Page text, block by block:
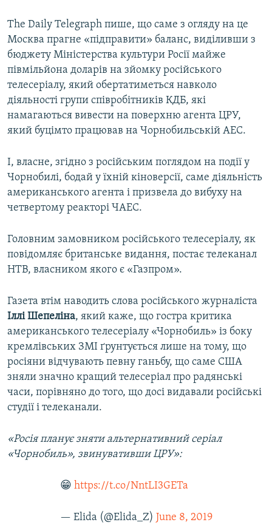
The Daily Telegraph пише, що саме з огляду на це
Москва прагне «підправити» баланс, виділивши з
бюджету Міністерства культури Росії майже
півмільйона доларів на зйомку російського
телесеріалу, який обертатиметься навколо
діяльності групи співробітників КДБ, які
намагаються вивести на поверхню агента ЦРУ,
який буцімто працював на Чорнобильській АЕС.
І, власне, згідно з російським поглядом на події у
Чорнобилі, бодай у їхній кіноверсії, саме діяльність
американського агента і призвела до вибуху на
четвертому реакторі ЧАЕС.
Головним замовником російського телесеріалу, як
повідомляє британське видання, постає телеканал
НТВ, власником якого є «Газпром».
Газета втім наводить слова російського журналіста
Іллі Шепеліна, який каже, що гостра критика
американського телесеріалу «Чорнобиль» із боку
кремлівських ЗМІ ґрунтується лише на тому, що
росіяни відчувають певну ганьбу, що саме США
зняли значно кращий телесеріал про радянські
часи, порівняно до того, що досі видавали російські
студії і телеканали.
«Росія планує зняти альтернативний серіал
«Чорнобиль», звинувативши ЦРУ»:
😁 https://t.co/NntLI3GETa
— Elida (@Elida_Z) June 8, 2019